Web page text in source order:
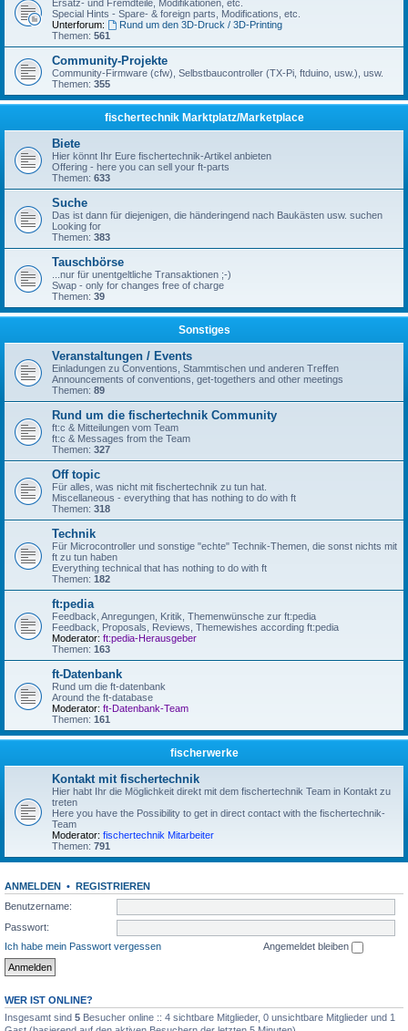
Ersatz- und Fremdteile, Modifikationen, etc.
Special Hints - Spare- & foreign parts, Modifications, etc.
Unterforum:
Rund um den 3D-Druck / 3D-Printing
Themen: 561
Community-Projekte
Community-Firmware (cfw), Selbstbaucontroller (TX-Pi, ftduino, usw.), usw.
Themen: 355
fischertechnik Marktplatz/Marketplace
Biete
Hier könnt Ihr Eure fischertechnik-Artikel anbieten
Offering - here you can sell your ft-parts
Themen: 633
Suche
Das ist dann für diejenigen, die händeringend nach Baukästen usw. suchen
Looking for
Themen: 383
Tauschbörse
...nur für unentgeltliche Transaktionen ;-)
Swap - only for changes free of charge
Themen: 39
Sonstiges
Veranstaltungen / Events
Einladungen zu Conventions, Stammtischen und anderen Treffen
Announcements of conventions, get-togethers and other meetings
Themen: 89
Rund um die fischertechnik Community
ft:c & Mitteilungen vom Team
ft:c & Messages from the Team
Themen: 327
Off topic
Für alles, was nicht mit fischertechnik zu tun hat.
Miscellaneous - everything that has nothing to do with ft
Themen: 318
Technik
Für Microcontroller und sonstige "echte" Technik-Themen, die sonst nichts mit
ft zu tun haben
Everything technical that has nothing to do with ft
Themen: 182
ft:pedia
Feedback, Anregungen, Kritik, Themenwünsche zur ft:pedia
Feedback, Proposals, Reviews, Themewishes according ft:pedia
Moderator: ft:pedia-Herausgeber
Themen: 163
ft-Datenbank
Rund um die ft-datenbank
Around the ft-database
Moderator: ft-Datenbank-Team
Themen: 161
fischerwerke
Kontakt mit fischertechnik
Hier habt Ihr die Möglichkeit direkt mit dem fischertechnik Team in Kontakt zu
treten
Here you have the Possibility to get in direct contact with the fischertechnik-
Team
Moderator: fischertechnik Mitarbeiter
Themen: 791
ANMELDEN • REGISTRIEREN
Benutzername:
Passwort:
Ich habe mein Passwort vergessen
Angemeldet bleiben
WER IST ONLINE?
Insgesamt sind 5 Besucher online :: 4 sichtbare Mitglieder, 0 unsichtbare Mitglieder und 1